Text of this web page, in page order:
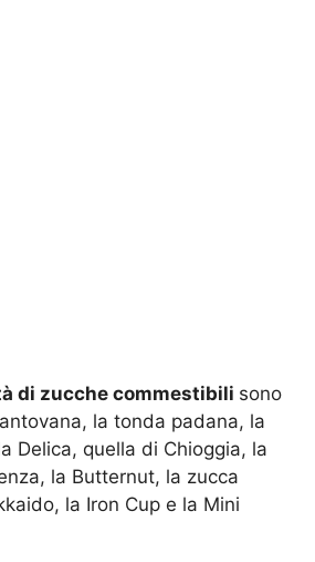
di zucche commestibili sono
la tonda padana, la
Delica, quella di Chioggia, la
la Butternut, la zucca
la Iron Cup e la Mini